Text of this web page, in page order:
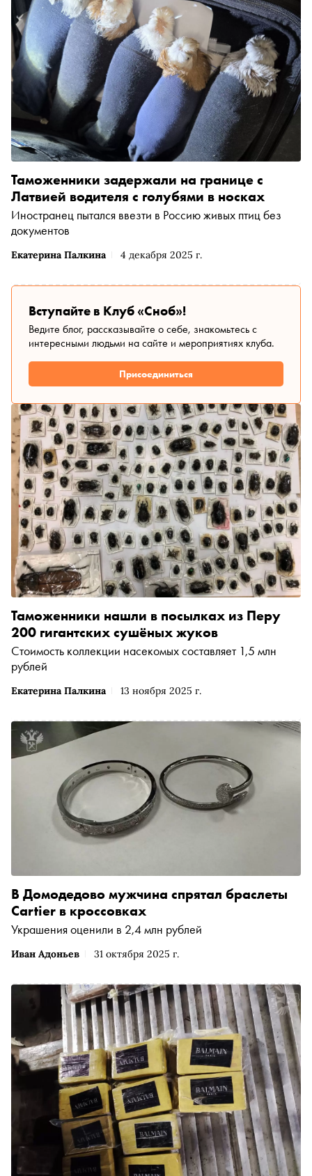
Екатерина Палкина 4 декабря 2025 г.
Таможенники задержали на границе с
Латвией водителя с голубями в носках
Иностранец пытался ввезти в Россию живых птиц без
документов
Вступайте в Клуб «Сноб»!
Ведите блог, рассказывайте о себе, знакомьтесь с
интересными людьми на сайте и мероприятиях клуба.
Присоединиться
Екатерина Палкина 13 ноября 2025 г.
Таможенники нашли в посылках из Перу
200 гигантских сушёных жуков
Стоимость коллекции насекомых составляет 1,5 млн
рублей
Иван Адоньев 31 октября 2025 г.
В Домодедово мужчина спрятал браслеты
Cartier в кроссовках
Украшения оценили в 2,4 млн рублей